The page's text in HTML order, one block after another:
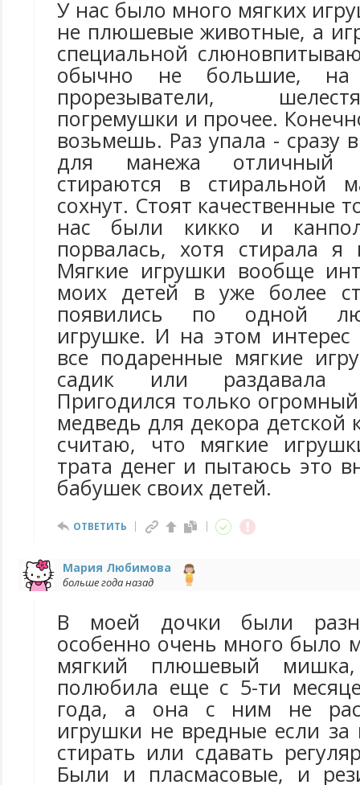
У нас было много мягких
не плюшевые животные, а
специальной
обычно не большие,
прорезыватели,
погремушки и прочее.
возьмешь. Раз упала - сразу
для манежа отличный
стираются в стиральной
сохнут. Стоят качественные
нас были кикко и
порвалась, хотя стирала я
Мягкие игрушки вообще
моих детей в уже более
появились по одной
игрушке. И на этом
все подаренные мягкие
садик или раздавала
Пригодился только
медведь для декора
считаю, что мягкие
трата денег и пытаюсь это
бабушек своих детей.
ОТВЕТИТЬ
Мария Любимова
больше года назад
В моей дочки были
особенно очень много было
мягкий плюшевый
полюбила еще с 5-ти
года, а она с ним не
игрушки не вредные если
стирать или сдавать
Были и пласмасовые, и